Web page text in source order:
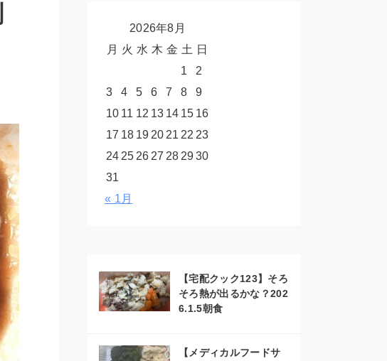
2026年8月
月 火 水 木 金 土 日
1
2
3
4 5 6 7 8
9
10 11 12 13 14 15 16
17 18 19 20 21 22 23
24 25 26 27 28 2930
31
« 1月
【宅配クック123】そろ
そろ熱が出るかな？202
6.1.5朝食
【メディカルフードサ